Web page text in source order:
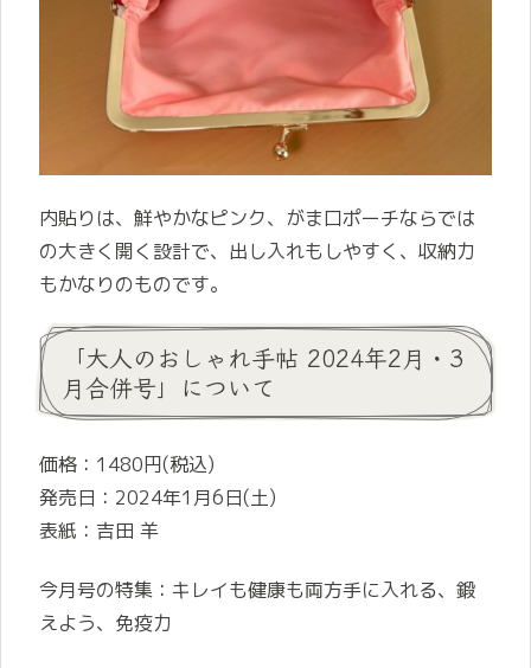
内貼りは、鮮やかなピンク、がま口ポーチならでは
の大きく開く設計で、出し入れもしやすく、収納力
もかなりのものです。
「大人のおしゃれ手帖 2024年2月・3
月合併号」について
価格：1480円(税込)
発売日：2024年1月6日(土)
表紙：吉田 羊
今月号の特集：キレイも健康も両方手に入れる、鍛
えよう、免疫力